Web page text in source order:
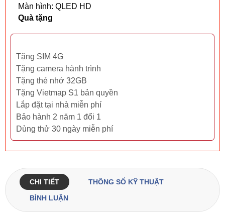
Màn hình: QLED HD
Quà tặng
Tặng SIM 4G
Tặng camera hành trình
Tặng thẻ nhớ 32GB
Tặng Vietmap S1 bản quyền
Lắp đặt tại nhà miễn phí
Bảo hành 2 năm 1 đổi 1
Dùng thử 30 ngày miễn phí
CHI TIẾT
THÔNG SỐ KỸ THUẬT
BÌNH LUẬN